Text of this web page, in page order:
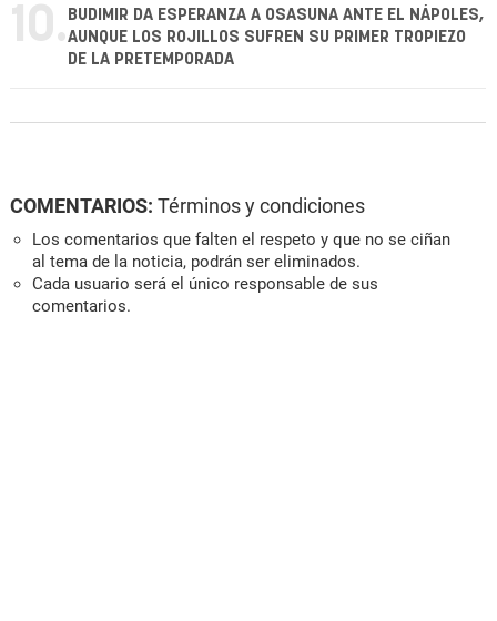
10. BUDIMIR DA ESPERANZA A OSASUNA ANTE EL NÁPOLES,
AUNQUE LOS ROJILLOS SUFREN SU PRIMER TROPIEZO
DE LA PRETEMPORADA
COMENTARIOS: Términos y condiciones
Los comentarios que falten el respeto y que no se ciñan
al tema de la noticia, podrán ser eliminados.
Cada usuario será el único responsable de sus
comentarios.